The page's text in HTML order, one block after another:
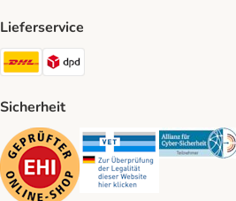
Lieferservice
DHL Shipping Method
Sicherheit
Security Security